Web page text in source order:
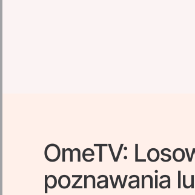
OmeTV:
poznawania